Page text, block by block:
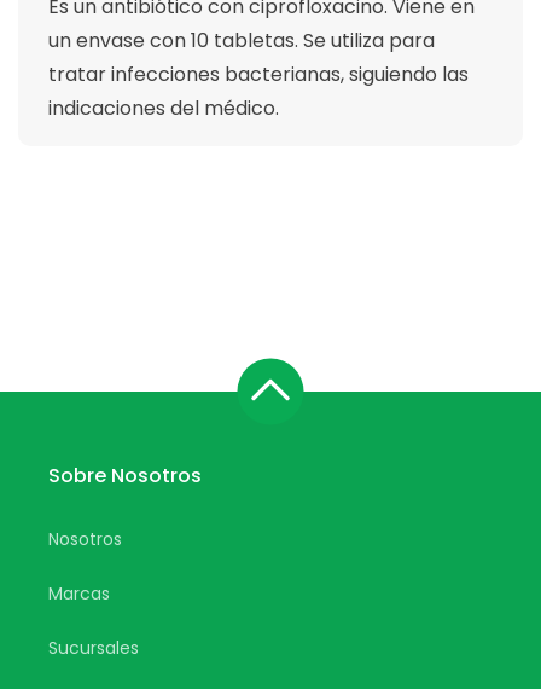
Es un antibiótico con ciprofloxacino. Viene en
un envase con 10 tabletas. Se utiliza para
tratar infecciones bacterianas, siguiendo las
indicaciones del médico.
Sobre Nosotros
Nosotros
Marcas
Sucursales